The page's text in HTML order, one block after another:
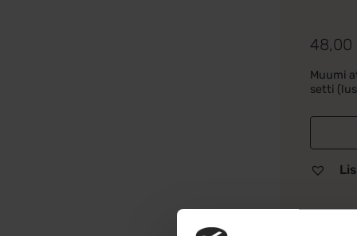
48,00
Muumi
setti